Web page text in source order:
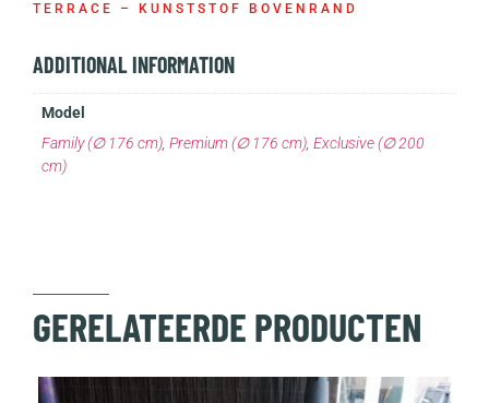
TERRACE – KUNSTSTOF BOVENRAND
ADDITIONAL INFORMATION
Model
Family (∅ 176 cm) Premium (∅ 176 cm) Exclusive (∅ 200
cm)
GERELATEERDE PRODUCTEN